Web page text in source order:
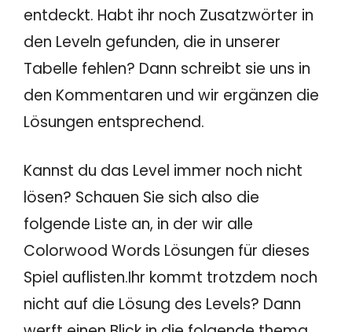
entdeckt. Habt ihr noch Zusatzwörter in
den Leveln gefunden, die in unserer
Tabelle fehlen? Dann schreibt sie uns in
den Kommentaren und wir ergänzen die
Lösungen entsprechend.
Kannst du das Level immer noch nicht
lösen? Schauen Sie sich also die
folgende Liste an, in der wir alle
Colorwood Words Lösungen für dieses
Spiel auflisten.Ihr kommt trotzdem noch
nicht auf die Lösung des Levels? Dann